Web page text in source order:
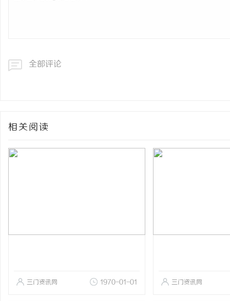
全部评论
相关阅读
三门资讯网 1970-01-01 三门资讯网